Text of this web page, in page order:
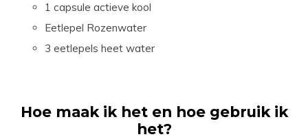
1 capsule actieve kool
Eetlepel Rozenwater
3 eetlepels heet water
Hoe maak ik het en hoe gebruik ik
het?